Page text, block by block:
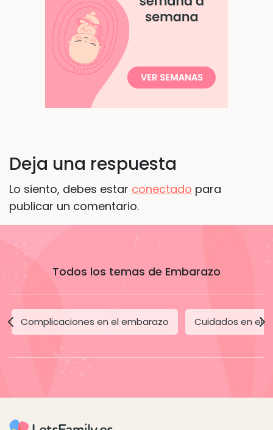
Deja una respuesta
Lo siento, debes estar conectado para
publicar un comentario.
Todos los temas de Embarazo
Complicaciones en el embarazo Cuidados en el